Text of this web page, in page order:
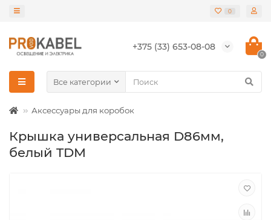
0
+375 (33) 653-08-08
0
Все категории
Аксессуары для коробок
Крышка универсальная D86мм,
белый TDM